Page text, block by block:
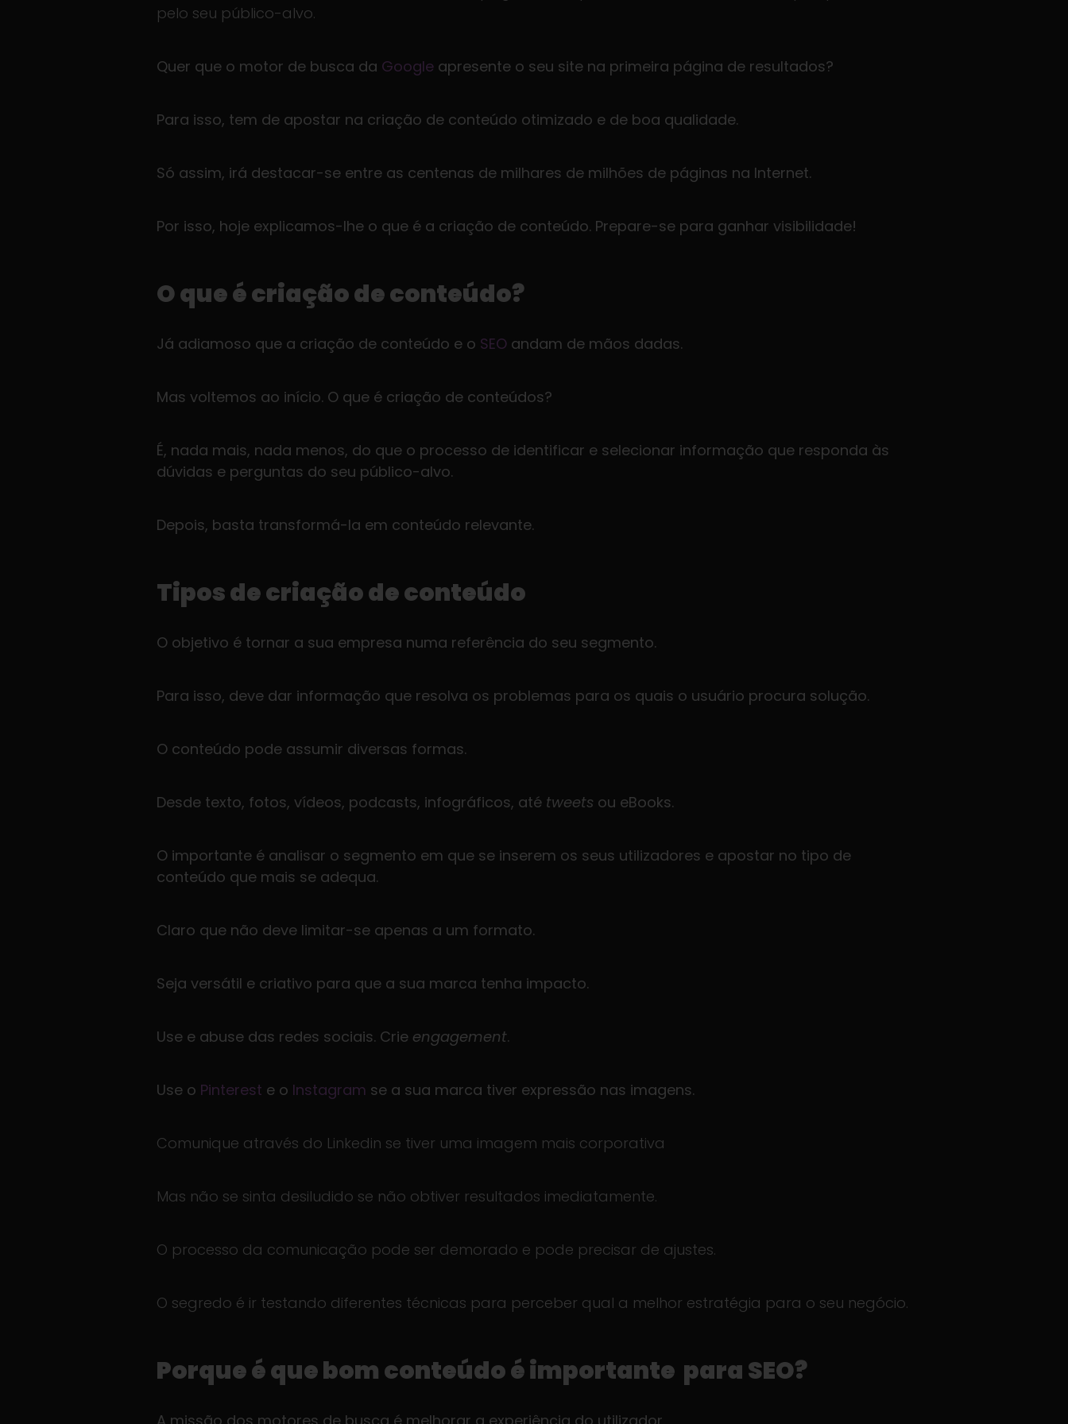
pelo seu público-alvo.
Quer que o motor de busca da Google apresente o seu site na primeira página de resultados?
Para isso, tem de apostar na criação de conteúdo otimizado e de boa qualidade.
Só assim, irá destacar-se entre as centenas de milhares de milhões de páginas na Internet.
Por isso, hoje explicamos-lhe o que é a criação de conteúdo. Prepare-se para ganhar visibilidade!
O que é criação de conteúdo?
Já adiamoso que a criação de conteúdo e o SEO andam de mãos dadas.
Mas voltemos ao início. O que é criação de conteúdos?
É, nada mais, nada menos, do que o processo de identificar e selecionar informação que responda às
dúvidas e perguntas do seu público-alvo.
Depois, basta transformá-la em conteúdo relevante.
Tipos de criação de conteúdo
O objetivo é tornar a sua empresa numa referência do seu segmento.
Para isso, deve dar informação que resolva os problemas para os quais o usuário procura solução.
O conteúdo pode assumir diversas formas.
Desde texto, fotos, vídeos, podcasts, infográficos, até tweets ou eBooks.
O importante é analisar o segmento em que se inserem os seus utilizadores e apostar no tipo de
conteúdo que mais se adequa.
Claro que não deve limitar-se apenas a um formato.
Seja versátil e criativo para que a sua marca tenha impacto.
Use e abuse das redes sociais. Crie engagement.
Use o Pinterest e o Instagram se a sua marca tiver expressão nas imagens.
Comunique através do Linkedin se tiver uma imagem mais corporativa
Mas não se sinta desiludido se não obtiver resultados imediatamente.
O processo da comunicação pode ser demorado e pode precisar de ajustes.
O segredo é ir testando diferentes técnicas para perceber qual a melhor estratégia para o seu negócio.
Porque é que bom conteúdo é importante para SEO?